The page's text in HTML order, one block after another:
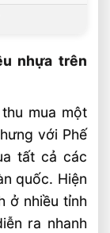
nhựa trên
mua một
với Phế
tất cả các
quốc. Hiện
ở nhiều tỉnh
ra nhanh